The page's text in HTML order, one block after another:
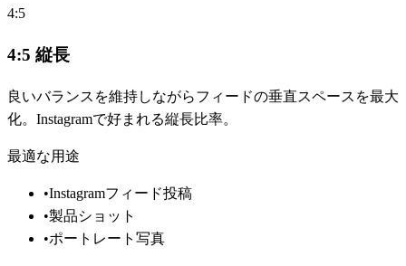
4:5
4:5 縦長
良いバランスを維持しながらフィードの垂直スペースを最大
化。Instagramで好まれる縦長比率。
最適な用途
•Instagramフィード投稿
•製品ショット
•ポートレート写真